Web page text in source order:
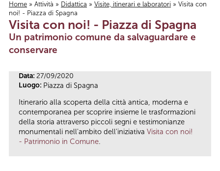
Tu sei qui
Home » Attività » Didattica » Visite, itinerari e laboratori » Visita con
noi! - Piazza di Spagna
Visita con noi! - Piazza di Spagna
Un patrimonio comune da salvaguardare e
conservare
Data: 27/09/2020
Luogo: Piazza di Spagna
Itinerario alla scoperta della città antica, moderna e
contemporanea per scoprire insieme le trasformazioni
della storia attraverso piccoli segni e testimonianze
monumentali nell'ambito dell'iniziativa Visita con noi!
- Patrimonio in Comune.